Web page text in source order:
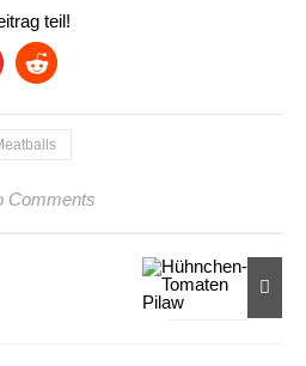
teil!
Comments